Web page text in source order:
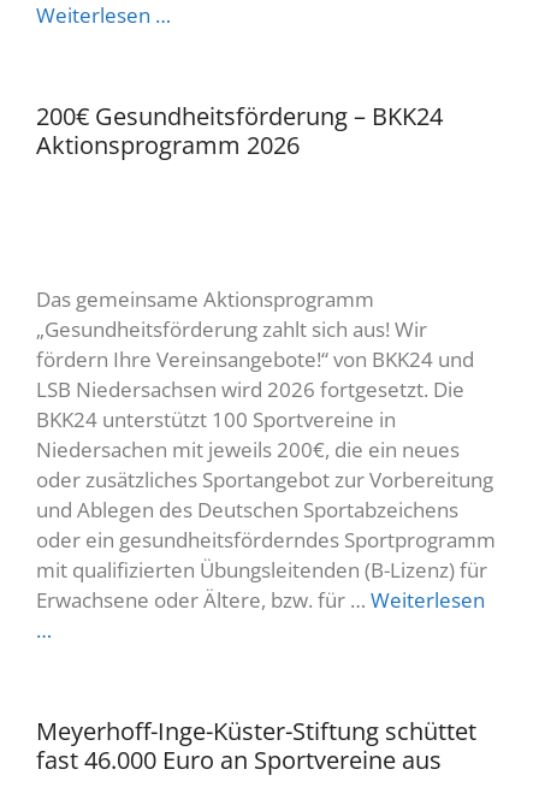
Weiterlesen …
200€ Gesundheitsförderung – BKK24
Aktionsprogramm 2026
Das gemeinsame Aktionsprogramm
„Gesundheitsförderung zahlt sich aus! Wir
fördern Ihre Vereinsangebote!“ von BKK24 und
LSB Niedersachsen wird 2026 fortgesetzt. Die
BKK24 unterstützt 100 Sportvereine in
Niedersachen mit jeweils 200€, die ein neues
oder zusätzliches Sportangebot zur Vorbereitung
und Ablegen des Deutschen Sportabzeichens
oder ein gesundheitsförderndes Sportprogramm
mit qualifizierten Übungsleitenden (B-Lizenz) für
Erwachsene oder Ältere, bzw. für … Weiterlesen
…
Meyerhoff-Inge-Küster-Stiftung schüttet
fast 46.000 Euro an Sportvereine aus